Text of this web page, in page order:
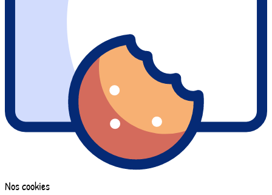
Nos cookies